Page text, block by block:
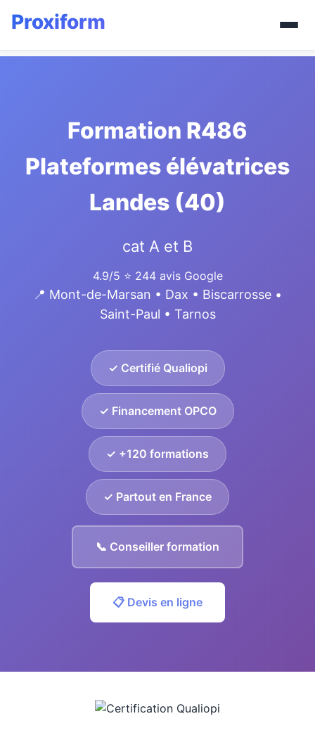
Formation R486
Plateformes élévatrices
Landes (40)
cat A et B
4.9/5 ⭐ 244 avis Google
📍 Mont-de-Marsan • Dax • Biscarrosse •
Saint-Paul • Tarnos
✓ Certifié Qualiopi
✓ Financement OPCO
✓ +120 formations
✓ Partout en France
📞 Conseiller formation
📋 Devis en ligne